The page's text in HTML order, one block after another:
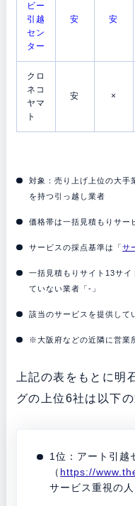
ビー
引越
セン
ター
安 安
クロ
ネコ
ヤマ
ト
安 ×
対象：売り上げ上位の大手
を持つ引っ越し業者
価格帯は一括見積もりサー
サービスの採点基準は「サ
一括見積もりサイト13サ
ていない業者「-」
該当のサービスを提供して
※大阪府などの近隣に営業
上記の表をもとに明
グの上位6社は以下の
1位：アート引越
（ https://
サービス重視の